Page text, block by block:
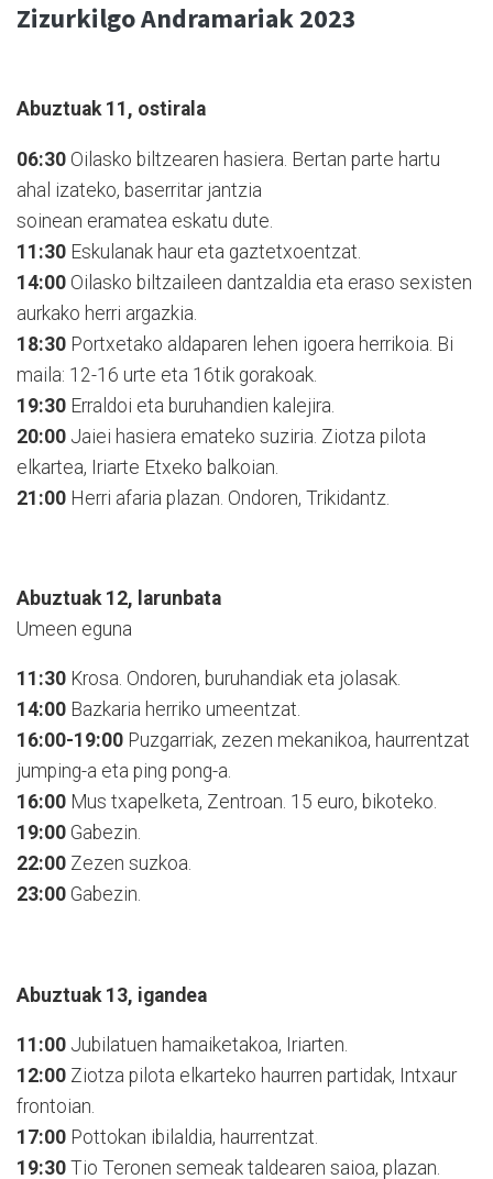
Zizurkilgo Andramariak 2023
Abuztuak 11, ostirala
06:30 Oilasko biltzearen hasiera. Bertan parte hartu
ahal izateko, baserritar jantzia
soinean eramatea eskatu dute.
11:30 Eskulanak haur eta gaztetxoentzat.
14:00 Oilasko biltzaileen dantzaldia eta eraso sexisten
aurkako herri argazkia.
18:30 Portxetako aldaparen lehen igoera herrikoia. Bi
maila: 12-16 urte eta 16tik gorakoak.
19:30 Erraldoi eta buruhandien kalejira.
20:00 Jaiei hasiera emateko suziria. Ziotza pilota
elkartea, Iriarte Etxeko balkoian.
21:00 Herri afaria plazan. Ondoren, Trikidantz.
Abuztuak 12, larunbata
Umeen eguna
11:30 Krosa. Ondoren, buruhandiak eta jolasak.
14:00 Bazkaria herriko umeentzat.
16:00-19:00 Puzgarriak, zezen mekanikoa, haurrentzat
jumping-a eta ping pong-a.
16:00 Mus txapelketa, Zentroan. 15 euro, bikoteko.
19:00 Gabezin.
22:00 Zezen suzkoa.
23:00 Gabezin.
Abuztuak 13, igandea
11:00 Jubilatuen hamaiketakoa, Iriarten.
12:00 Ziotza pilota elkarteko haurren partidak, Intxaur
frontoian.
17:00 Pottokan ibilaldia, haurrentzat.
19:30 Tio Teronen semeak taldearen saioa, plazan.